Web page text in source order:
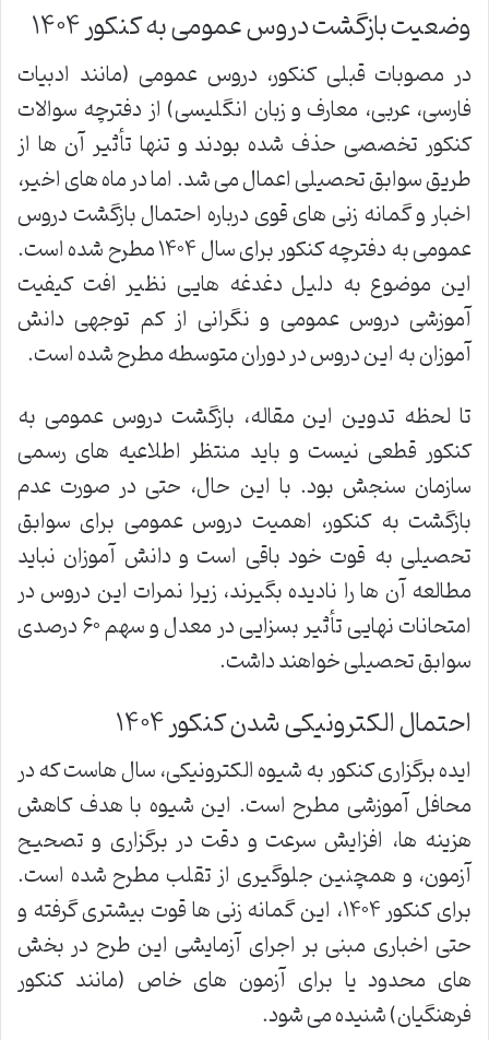
وضعیت بازگشت دروس عمومی به کنکور ۱۴۰۴
در مصوبات قبلی کنکور، دروس عمومی (مانند ادبیات
فارسی، عربی، معارف و زبان انگلیسی) از دفترچه سوالات
کنکور تخصصی حذف شده بودند و تنها تأثیر آن ها از
طریق سوابق تحصیلی اعمال می شد. اما در ماه های اخیر،
اخبار و گمانه زنی های قوی درباره احتمال بازگشت دروس
عمومی به دفترچه کنکور برای سال ۱۴۰۴ مطرح شده است.
این موضوع به دلیل دغدغه هایی نظیر افت کیفیت
آموزشی دروس عمومی و نگرانی از کم توجهی دانش
آموزان به این دروس در دوران متوسطه مطرح شده است.
تا لحظه تدوین این مقاله، بازگشت دروس عمومی به
کنکور قطعی نیست و باید منتظر اطلاعیه های رسمی
سازمان سنجش بود. با این حال، حتی در صورت عدم
بازگشت به کنکور، اهمیت دروس عمومی برای سوابق
تحصیلی به قوت خود باقی است و دانش آموزان نباید
مطالعه آن ها را نادیده بگیرند، زیرا نمرات این دروس در
امتحانات نهایی تأثیر بسزایی در معدل و سهم ۶۰ درصدی
سوابق تحصیلی خواهند داشت.
احتمال الکترونیکی شدن کنکور ۱۴۰۴
ایده برگزاری کنکور به شیوه الکترونیکی، سال هاست که در
محافل آموزشی مطرح است. این شیوه با هدف کاهش
هزینه ها، افزایش سرعت و دقت در برگزاری و تصحیح
آزمون، و همچنین جلوگیری از تقلب مطرح شده است.
برای کنکور ۱۴۰۴، این گمانه زنی ها قوت بیشتری گرفته و
حتی اخباری مبنی بر اجرای آزمایشی این طرح در بخش
های محدود یا برای آزمون های خاص (مانند کنکور
فرهنگیان) شنیده می شود.